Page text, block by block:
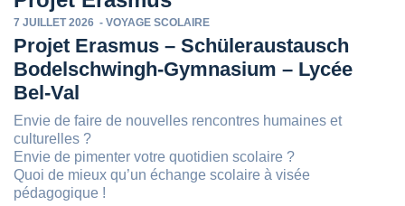
7 JUILLET 2026 - VOYAGE SCOLAIRE
Projet Erasmus – Schüleraustausch
Bodelschwingh-Gymnasium – Lycée
Bel-Val
Envie de faire de nouvelles rencontres humaines et
culturelles ?
Envie de pimenter votre quotidien scolaire ?
Quoi de mieux qu’un échange scolaire à visée
pédagogique !